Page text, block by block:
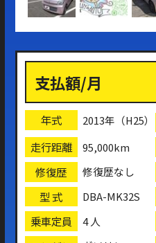
支払額/月
年式 2013年（H25）
走行距離 95,000km
修復歴 修復歴なし
型 式 DBA-MK32S
乗車定員 4 人